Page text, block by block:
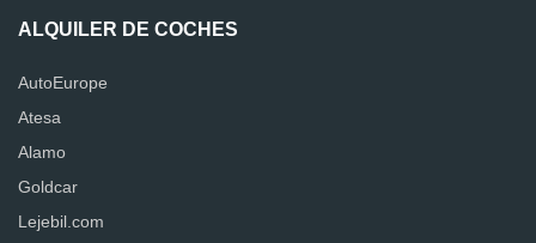
ALQUILER DE COCHES
AutoEurope
Atesa
Alamo
Goldcar
Lejebil.com